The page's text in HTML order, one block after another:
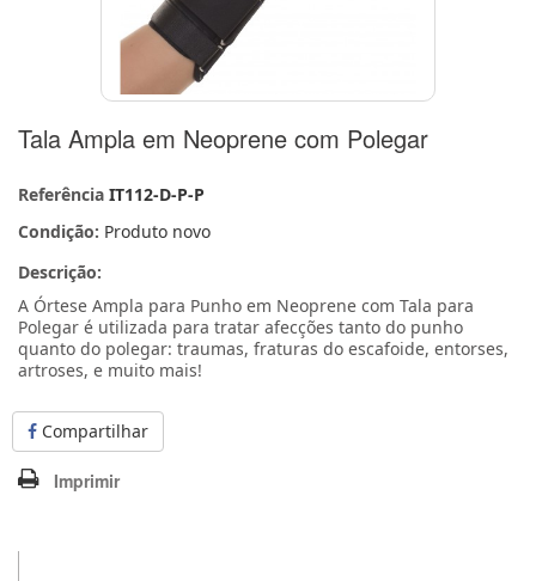
Tala Ampla em Neoprene com Polegar
Referência IT112-D-P-P
Condição: Produto novo
Descrição:
A Órtese Ampla para Punho em Neoprene com Tala para
Polegar é utilizada para tratar afecções tanto do punho
quanto do polegar: traumas, fraturas do escafoide, entorses,
artroses, e muito mais!
Compartilhar
Imprimir